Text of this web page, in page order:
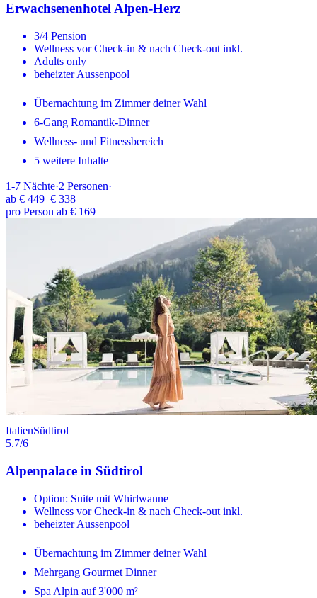
Erwachsenenhotel Alpen-Herz
3/4 Pension
Wellness vor Check-in & nach Check-out inkl.
Adults only
beheizter Aussenpool
Übernachtung im Zimmer deiner Wahl
6-Gang Romantik-Dinner
Wellness- und Fitnessbereich
5 weitere Inhalte
1-7 Nächte·2 Personen·
ab € 449 € 338
pro Person ab € 169
ItalienSüdtirol
5.7/6
Alpenpalace in Südtirol
Option: Suite mit Whirlwanne
Wellness vor Check-in & nach Check-out inkl.
beheizter Aussenpool
Übernachtung im Zimmer deiner Wahl
Mehrgang Gourmet Dinner
Spa Alpin auf 3'000 m²